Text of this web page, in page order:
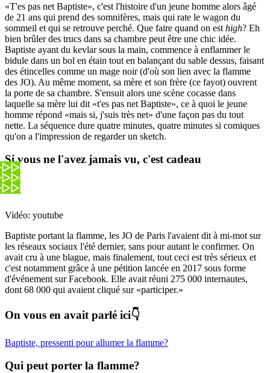
«T'es pas net Baptiste», c'est l'histoire d'un jeune homme alors âgé
de 21 ans qui prend des somnifères, mais qui rate le wagon du
sommeil et qui se retrouve perché. Que faire quand on est high? Eh
bien brûler des trucs dans sa chambre peut être une chic idée.
Baptiste ayant du kevlar sous la main, commence à enflammer le
bidule dans un bol en étain tout en balançant du sable dessus, faisant
des étincelles comme un mage noir (d'où son lien avec la flamme
des JO). Au même moment, sa mère et son frère (ce fayot) ouvrent
la porte de sa chambre. S'ensuit alors une scène cocasse dans
laquelle sa mère lui dit «t'es pas net Baptiste», ce à quoi le jeune
homme répond «mais si, j'suis très net» d'une façon pas du tout
nette. La séquence dure quatre minutes, quatre minutes si comiques
qu'on a l'impression de regarder un sketch.
Si vous ne l'avez jamais vu, c'est cadeau
Vidéo: youtube
Baptiste portant la flamme, les JO de Paris l'avaient dit à mi-mot sur
les réseaux sociaux l'été dernier, sans pour autant le confirmer. On
avait cru à une blague, mais finalement, tout ceci est très sérieux et
c'est notamment grâce à une pétition lancée en 2017 sous forme
d'événement sur Facebook. Elle avait réuni 275 000 internautes,
dont 68 000 qui avaient cliqué sur «participer.»
On vous en avait parlé ici👇
Baptiste, pressenti pour allumer la flamme?
Qui peut porter la flamme?